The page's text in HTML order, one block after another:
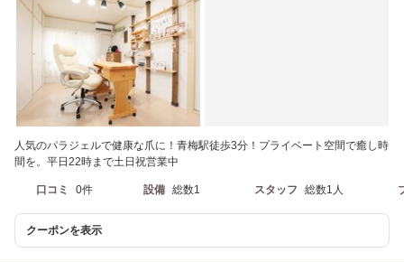
人気のパラジェルで健康な爪に！青梅駅徒歩3分！プライベート空間で癒し時
間を。平日22時まで土日祝営業中
口コミ 0件 設備 総数1 スタッフ 総数1人
クーポンを表示